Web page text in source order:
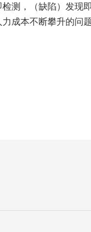
测，（缺陷）发现
成本不断攀升的问